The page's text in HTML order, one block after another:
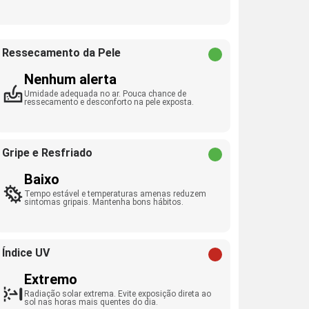
Ressecamento da Pele
Nenhum alerta
Umidade adequada no ar. Pouca chance de
ressecamento e desconforto na pele exposta.
Gripe e Resfriado
Baixo
Tempo estável e temperaturas amenas reduzem
sintomas gripais. Mantenha bons hábitos.
Índice UV
Extremo
Radiação solar extrema. Evite exposição direta ao
sol nas horas mais quentes do dia.